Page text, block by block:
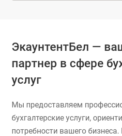
ЭкаунтентБел —
партнер в сфере
услуг
Мы предоставляем
бухгалтерские услуги,
потребности вашего